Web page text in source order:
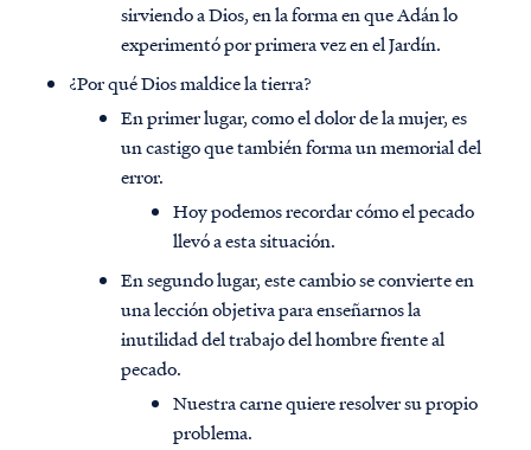
sirviendo a Dios, en la forma en que Adán lo
experimentó por primera vez en el Jardín.
¿Por qué Dios maldice la tierra?
En primer lugar, como el dolor de la mujer, es
un castigo que también forma un memorial del
error.
Hoy podemos recordar cómo el pecado
llevó a esta situación.
En segundo lugar, este cambio se convierte en
una lección objetiva para enseñarnos la
inutilidad del trabajo del hombre frente al
pecado.
Nuestra carne quiere resolver su propio
problema.